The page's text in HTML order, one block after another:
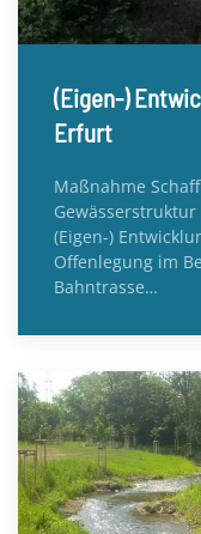
(Eigen-)
Erfurt
Maßnahme
(Eigen-)
Offenlegung im
Bahntrasse…